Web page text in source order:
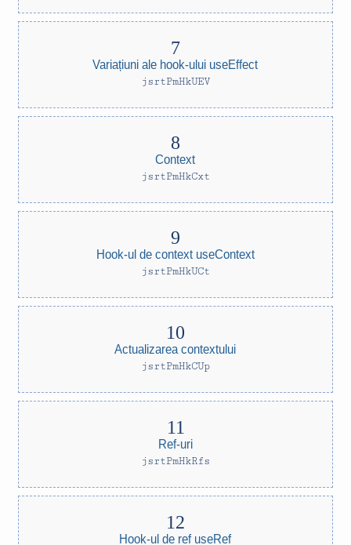
Variațiuni ale hook-ului useEffect
jsrtPmHkUEV
Context
jsrtPmHkCxt
Hook-ul de context useContext
jsrtPmHkUCt
Actualizarea contextului
jsrtPmHkCUp
Ref-uri
jsrtPmHkRfs
Hook-ul de ref useRef